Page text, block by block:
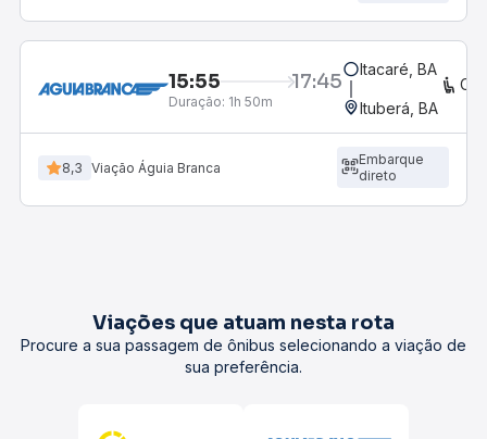
15:55 17:45
Duração: 1h 50m
Itacaré, BA
Ituberá, BA
8,3 Viação Águia Branca
Embarque
direto
Viações que atuam nesta rota
Procure a sua passagem de ônibus selecionando a viação de
sua preferência.